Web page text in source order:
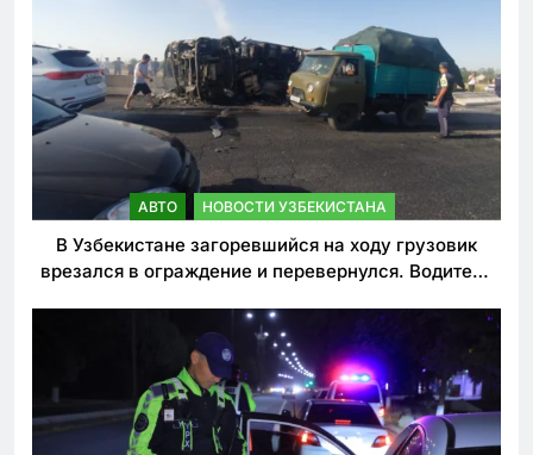
АВТО НОВОСТИ УЗБЕКИСТАНА
В Узбекистане загоревшийся на ходу грузовик
врезался в ограждение и перевернулся. Водитель